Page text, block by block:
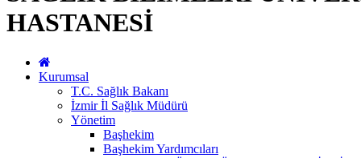
HASTANESİ
Kurumsal
T.C. Sağlık Bakanı
İzmir İl Sağlık Müdürü
Yönetim
Başhekim
Başhekim Yardımcıları